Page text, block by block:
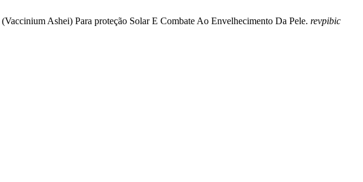
Ashei) Para proteção Solar E Combate Ao Envelhecimento Da Pele. revpibic